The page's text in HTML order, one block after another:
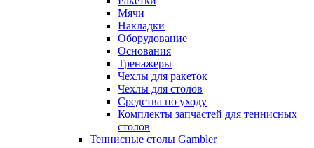
Мячи
Накладки
Оборудование
Основания
Тренажеры
Чехлы для ракеток
Чехлы для столов
Средства по уходу
Комплекты запчастей для теннисных
столов
Теннисные столы Gambler